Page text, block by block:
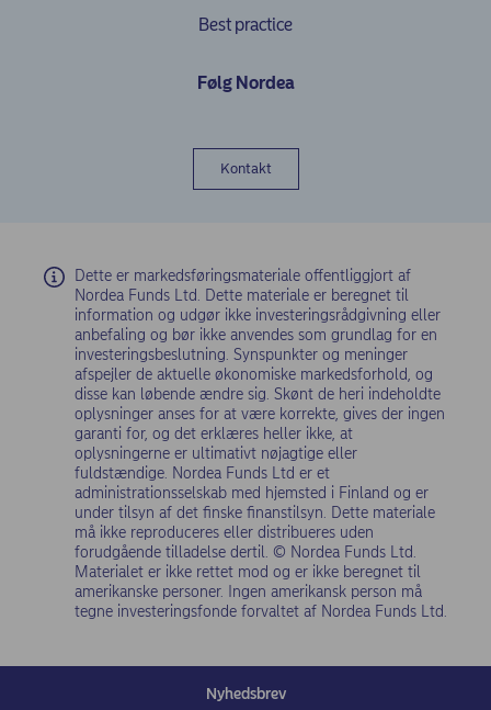
Best practice
Følg Nordea
Kontakt
Dette er markedsføringsmateriale offentliggjort af
Nordea Funds Ltd. Dette materiale er beregnet til
information og udgør ikke investeringsrådgivning eller
anbefaling og bør ikke anvendes som grundlag for en
investeringsbeslutning. Synspunkter og meninger
afspejler de aktuelle økonomiske markedsforhold, og
disse kan løbende ændre sig. Skønt de heri indeholdte
oplysninger anses for at være korrekte, gives der ingen
garanti for, og det erklæres heller ikke, at
oplysningerne er ultimativt nøjagtige eller
fuldstændige. Nordea Funds Ltd er et
administrationsselskab med hjemsted i Finland og er
under tilsyn af det finske finanstilsyn. Dette materiale
må ikke reproduceres eller distribueres uden
forudgående tilladelse dertil. © Nordea Funds Ltd.
Materialet er ikke rettet mod og er ikke beregnet til
amerikanske personer. Ingen amerikansk person må
tegne investeringsfonde forvaltet af Nordea Funds Ltd.
Nyhedsbrev